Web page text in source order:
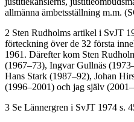
allmänna ämbetsställning m.m.
2 Sten Rudholms artikel i SvJT
förteckning över de 32 första
1961. Därefter kom Sten
(1967–73), Ingvar Gullnäs
Hans Stark (1987–92), Johan
(1996–2001) och jag själv
3 Se Lännergren i SvJT 1974 s.